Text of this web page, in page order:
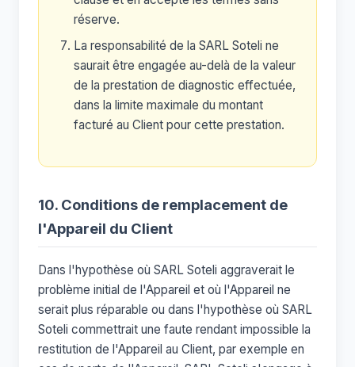
réserve.
La responsabilité de la SARL Soteli ne
saurait être engagée au-delà de la valeur
de la prestation de diagnostic effectuée,
dans la limite maximale du montant
facturé au Client pour cette prestation.
10. Conditions de remplacement de
l'Appareil du Client
Dans l'hypothèse où SARL Soteli aggraverait le
problème initial de l'Appareil et où l'Appareil ne
serait plus réparable ou dans l'hypothèse où SARL
Soteli commettrait une faute rendant impossible la
restitution de l'Appareil au Client, par exemple en